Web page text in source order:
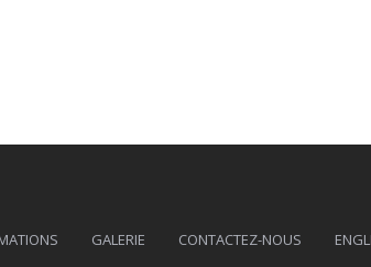
GALERIE CONTACTEZ-NOUS